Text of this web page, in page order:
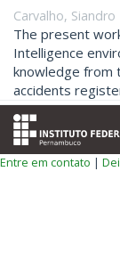
Carvalho,
The present
Intelligence
knowledge from
accidents
Entre em contato |